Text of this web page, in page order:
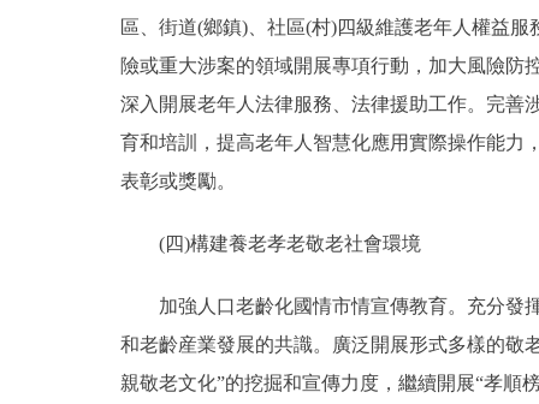
區、街道(鄉鎮)、社區(村)四級維護老年人權益
險或重大涉案的領域開展專項行動，加大風險防
深入開展老年人法律服務、法律援助工作。完善
育和培訓，提高老年人智慧化應用實際操作能力
表彰或獎勵。
(四)構建養老孝老敬老社會環境
加強人口老齡化國情市情宣傳教育。充分發揮
和老齡産業發展的共識。廣泛開展形式多樣的敬
親敬老文化”的挖掘和宣傳力度，繼續開展“孝順